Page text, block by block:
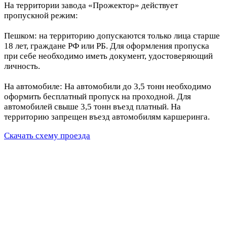
На территории завода «Прожектор» действует
пропускной режим:
Пешком: на территорию допускаются только лица старше
18 лет, граждане РФ или РБ. Для оформления пропуска
при себе необходимо иметь документ, удостоверяющий
личность.
На автомобиле: На автомобили до 3,5 тонн необходимо
оформить бесплатный пропуск на проходной. Для
автомобилей свыше 3,5 тонн въезд платный. На
территорию запрещен въезд автомобилям каршеринга.
Скачать схему проезда